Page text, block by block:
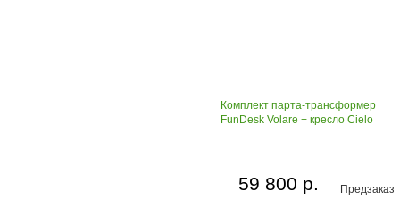
Комплект парта-трансформер
FunDesk Volare + кресло Cielo
Предзаказ
59 800 р.